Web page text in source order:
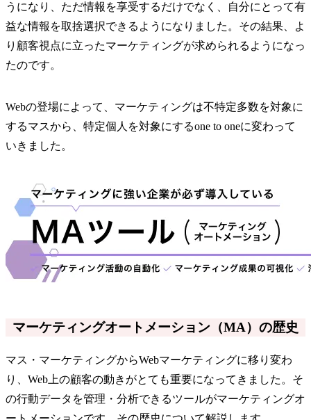
うになり、ただ情報を享受するだけでなく、自分にとって有
益な情報を取捨選択できるようになりました。その結果、よ
り顧客視点に立ったマーケティングが求められるようになっ
たのです。
Webの登場によって、マーケティングは不特定多数を対象に
するマスから、特定個人を対象にするone to oneに変わって
いきました。
マーケティングオートメーション（MA）の歴史
マス・マーケティングからWebマーケティングに移り変わ
り、Web上の顧客の動きがとても重要になってきました。そ
の行動データを管理・分析できるツールがマーケティングオ